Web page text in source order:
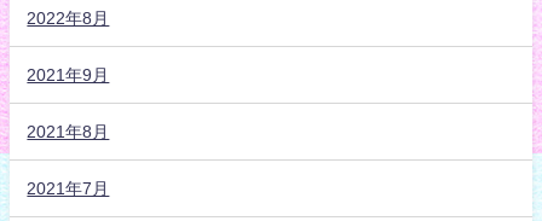
2022年8月
2021年9月
2021年8月
2021年7月